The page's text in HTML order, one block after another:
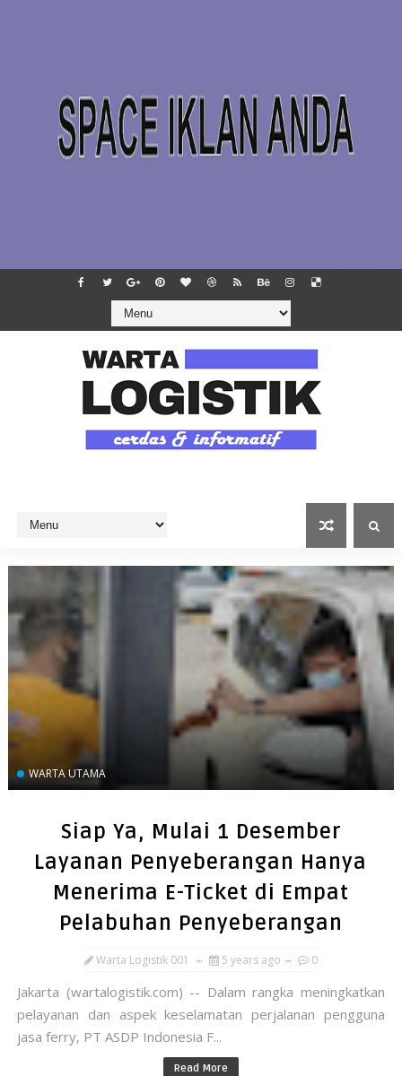
WARTA UTAMA
Siap Ya, Mulai 1 Desember
Layanan Penyeberangan Hanya
Menerima E-Ticket di Empat
Pelabuhan Penyeberangan
Warta Logistik 001 5 years ago 0
Jakarta (wartalogistik.com) -- Dalam rangka meningkatkan
pelayanan dan aspek keselamatan perjalanan pengguna
jasa ferry, PT ASDP Indonesia F...
Read More